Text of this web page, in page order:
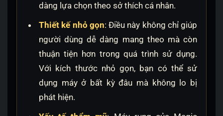
dàng lựa chọn theo sở thích cá nhân.
Thiết kế nhỏ gọn: Điều này không chỉ giúp
người dùng dễ dàng mang theo mà còn
thuận tiện hơn trong quá trình sử dụng.
Với kích thước nhỏ gọn, bạn có thể sử
dụng máy ở bất kỳ đâu mà không lo bị
phát hiện.